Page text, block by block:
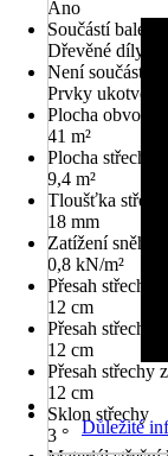
Ano
Součástí balení
Dřevěné díly,
Není součástí
Prvky ukotvení
Plocha
41 m²
Plocha střechy
9,4 m²
Tloušťka střechy
18 mm
Zatížení sněhem
0,8 kN/m²
Přesah střechy
12 cm
Přesah střechy
12 cm
Přesah střechy
12 cm
Sklon střechy
3 °
Důležité